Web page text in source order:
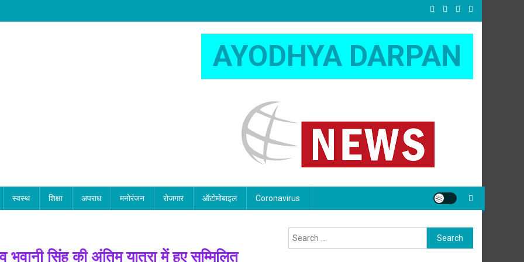
AYODHYA DARPAN
स्वस्थ शिक्षा अपराध मनोरंजन रोजगार ऑटोमोबाइल Coronavirus
सिंह की अंतिम यात्रा में हुए सम्मिलित
Search
for: